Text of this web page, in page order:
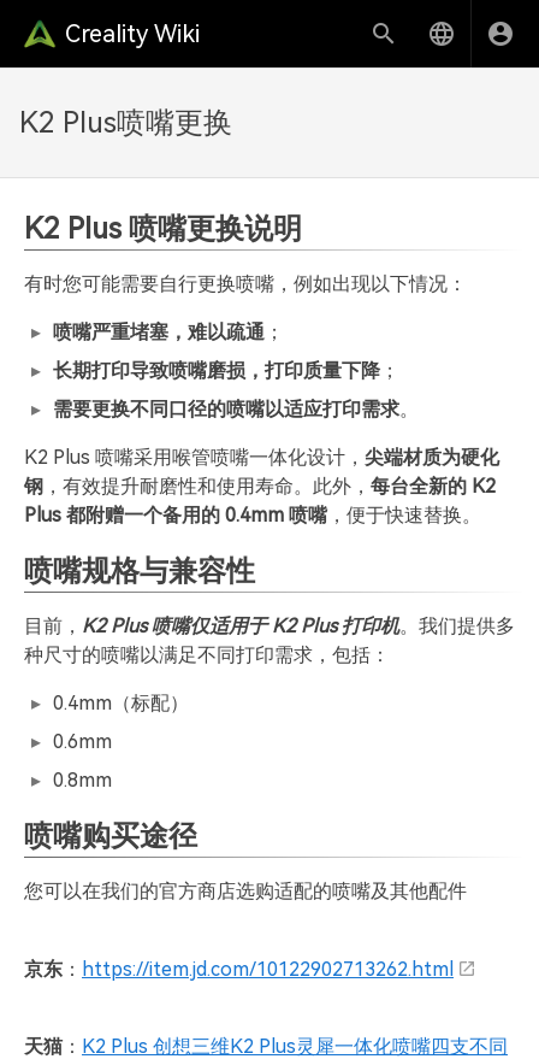
Creality Wiki
K2 Plus喷嘴更换
K2 Plus 喷嘴更换说明
有时您可能需要自行更换喷嘴，例如出现以下情况：
喷嘴严重堵塞，难以疏通 ；
长期打印导致喷嘴磨损，打印质量下降 ；
需要更换不同口径的喷嘴以适应打印需求。
K2 Plus 喷嘴采用喉管喷嘴一体化设计， 尖端材质为硬化
钢 ，有效提升耐磨性和使用寿命。此外， 每台全新的 K2
Plus 都附赠一个备用的 0.4mm 喷嘴，便于快速替换。
喷嘴规格与兼容性
目前， K2 Plus 喷嘴仅适用于 K2 Plus 打印机。我们提供多
种尺寸的喷嘴以满足不同打印需求，包括：
0.4mm（标配）
0.6mm
0.8mm
喷嘴购买途径
您可以在我们的官方商店选购适配的喷嘴及其他配件
京东 ： https://item.jd.com/10122902713262.html
天猫： K2 Plus 创想三维K2 Plus灵犀一体化喷嘴四支不同